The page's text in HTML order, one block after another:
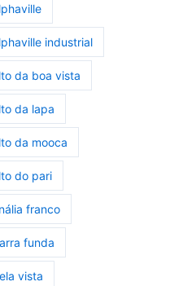
industrial
da boa vista
da lapa
da mooca
do pari
franco
funda
vista